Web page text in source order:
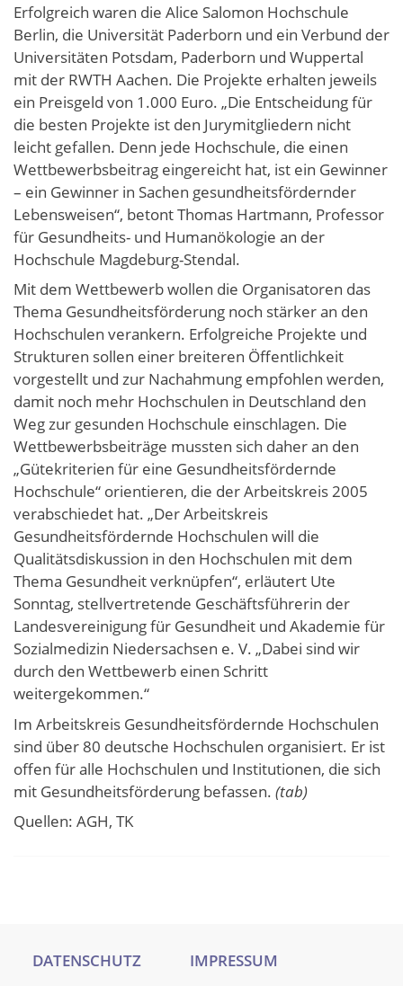
Erfolgreich waren die Alice Salomon Hochschule
Berlin, die Universität Paderborn und ein Verbund der
Universitäten Potsdam, Paderborn und Wuppertal
mit der RWTH Aachen. Die Projekte erhalten jeweils
ein Preisgeld von 1.000 Euro. „Die Entscheidung für
die besten Projekte ist den Jurymitgliedern nicht
leicht gefallen. Denn jede Hochschule, die einen
Wettbewerbsbeitrag eingereicht hat, ist ein Gewinner
– ein Gewinner in Sachen gesundheitsfördernder
Lebensweisen“, betont Thomas Hartmann, Professor
für Gesundheits- und Humanökologie an der
Hochschule Magdeburg-Stendal.
Mit dem Wettbewerb wollen die Organisatoren das
Thema Gesundheitsförderung noch stärker an den
Hochschulen verankern. Erfolgreiche Projekte und
Strukturen sollen einer breiteren Öffentlichkeit
vorgestellt und zur Nachahmung empfohlen werden,
damit noch mehr Hochschulen in Deutschland den
Weg zur gesunden Hochschule einschlagen. Die
Wettbewerbsbeiträge mussten sich daher an den
„Gütekriterien für eine Gesundheitsfördernde
Hochschule“ orientieren, die der Arbeitskreis 2005
verabschiedet hat. „Der Arbeitskreis
Gesundheitsfördernde Hochschulen will die
Qualitätsdiskussion in den Hochschulen mit dem
Thema Gesundheit verknüpfen“, erläutert Ute
Sonntag, stellvertretende Geschäftsführerin der
Landesvereinigung für Gesundheit und Akademie für
Sozialmedizin Niedersachsen e. V. „Dabei sind wir
durch den Wettbewerb einen Schritt
weitergekommen.“
Im Arbeitskreis Gesundheitsfördernde Hochschulen
sind über 80 deutsche Hochschulen organisiert. Er ist
offen für alle Hochschulen und Institutionen, die sich
mit Gesundheitsförderung befassen. (tab)
Quellen: AGH, TK
DATENSCHUTZ IMPRESSUM